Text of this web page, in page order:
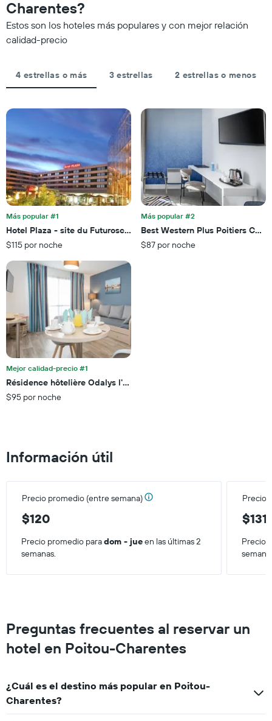
estrellas.
El
gráfico
muestra
X
que
promedio
de
una
habitación
para
esta
noche,
calculado
a
partir
los
últimos
3 días
a
de
los
y
agrupado
número
El
gráfico
muestra
1
eje
X
que
indica
categorías
de
los
hoteles
por
estrellas.
El
gráfico
muestra
1
eje
X
que
indica
una
para
este
fin
de
semana,
calculado
a
de
Charentes?
Estos son los hoteles más populares y con mejor relación
calidad-precio
4 estrellas o más 3 estrellas 2 estrellas o menos
Más popular #1
Hotel Plaza - site du Futuroscope
$115 por noche
Más popular #2
Best Western Plus Poitiers
$87 por noche
Mejor calidad-precio #1
Résidence hôtelière Odalys l'Archipel
$95 por noche
Información útil
Precio promedio (entre semana)
$120
Precio
$131
Precio promedio paradom - jueen las últimas 2
semanas.
Precio
Preguntas frecuentes al reservar un
hotel en Poitou-Charentes
¿Cuál es el destino más popular en Poitou-
Charentes?